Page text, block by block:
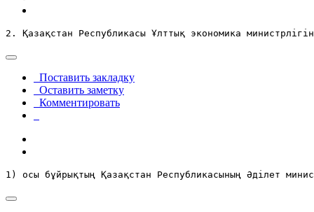
2. Қазақстан Республикасы Ұлттық экономика
Поставить закладку
Оставить заметку
Комментировать
1) осы бұйрықтың Қазақстан Республикасының Әділет